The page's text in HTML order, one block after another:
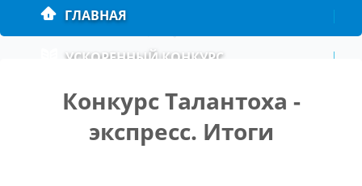
ГЛАВНАЯ |
УСКОРЕННЫЙ КОНКУРС |
ПРАВИЛА | | КОНТАКТЫ
Конкурс Талантоха -
экспресс. Итоги